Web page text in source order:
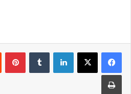
لینکدین ‫تامبلر
چاپ